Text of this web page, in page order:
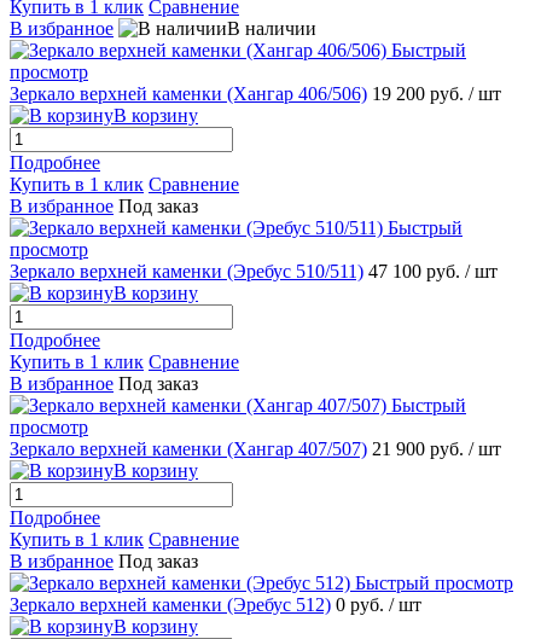
Купить в 1 клик Сравнение
В избранное
В наличии
Быстрый
просмотр
Зеркало верхней каменки (Хангар 406/506) 19 200 руб. / шт
В корзину
Подробнее
Купить в 1 клик Сравнение
В избранное Под заказ
Быстрый
просмотр
Зеркало верхней каменки (Эребус 510/511) 47 100 руб. / шт
В корзину
Подробнее
Купить в 1 клик Сравнение
В избранное Под заказ
Быстрый
просмотр
Зеркало верхней каменки (Хангар 407/507) 21 900 руб. / шт
В корзину
Подробнее
Купить в 1 клик Сравнение
В избранное Под заказ
Быстрый просмотр
Зеркало верхней каменки (Эребус 512) 0 руб. / шт
В корзину